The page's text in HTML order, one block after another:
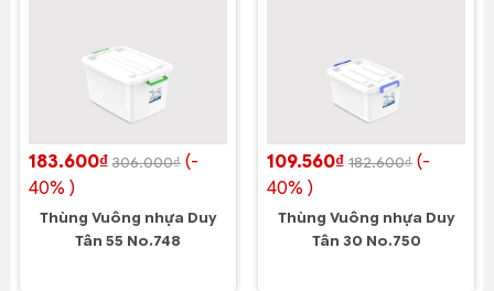
183.600₫ 306.000₫ (-
40% )
Thùng Vuông nhựa Duy
Tân 55 No.748
109.560₫ 182.600₫ (-
40% )
Thùng Vuông nhựa Duy
Tân 30 No.750